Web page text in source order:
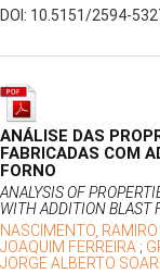
DOI: 10.5151/2594-
ANÁLISE DAS
FABRICADAS COM
FORNO
ANALYSIS OF
WITH ADDITION BLAST
NASCIMENTO,
JOAQUIM FERREIRA ;
JORGE ALBERTO